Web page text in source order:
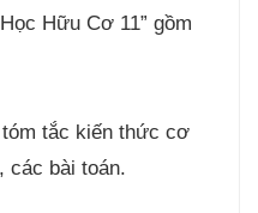
Hữu Cơ 11” gồm
tắc kiến thức cơ
các bài toán.